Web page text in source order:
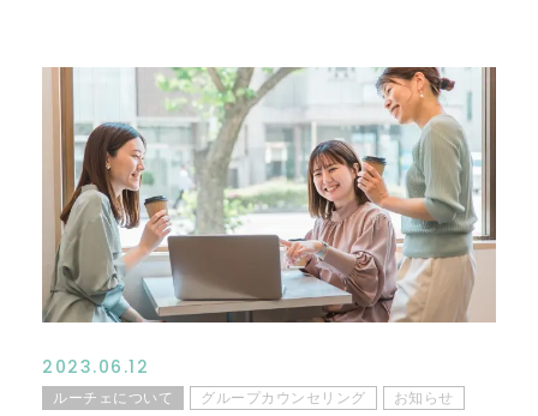
ご相談の流れ
料金について
コンテンツ
ニュース
アクセス
2023.06.12
ルーチェについて グループカウンセリング お知らせ